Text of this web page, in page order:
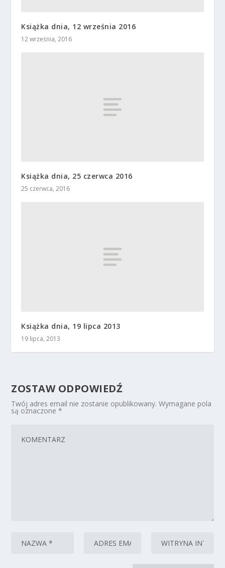
Książka dnia, 12 września 2016
12 września, 2016
Książka dnia, 25 czerwca 2016
25 czerwca, 2016
Książka dnia, 19 lipca 2013
19 lipca, 2013
ZOSTAW ODPOWIEDŹ
Twój adres email nie zostanie opublikowany. Wymagane pola
są oznaczone*